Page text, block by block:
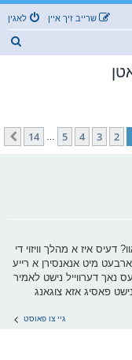
לאגין שרייב זיך איין
2
3
4
5
14
קומענדיגע
דעיס איז א מהלך וויזוי די
מיט אנאנסירן א רייע
נאך דערווייל נישט לאמיר
פאסיג אזא צוגאנג
גיי צו פאוסט